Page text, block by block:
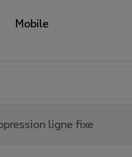
Mobile
ligne fixe